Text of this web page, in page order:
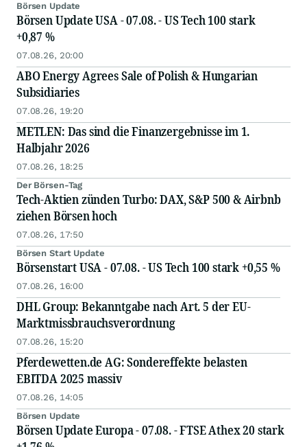
Börsen Update
Börsen Update USA - 07.08. - US Tech 100 stark
+0,87 %
07.08.26, 20:00
ABO Energy Agrees Sale of Polish & Hungarian
Subsidiaries
07.08.26, 19:20
METLEN: Das sind die Finanzergebnisse im 1.
Halbjahr 2026
07.08.26, 18:25
Der Börsen-Tag
Tech-Aktien zünden Turbo: DAX, S&P 500 & Airbnb
ziehen Börsen hoch
07.08.26, 17:50
Börsen Start Update
Börsenstart USA - 07.08. - US Tech 100 stark +0,55 %
07.08.26, 16:00
DHL Group: Bekanntgabe nach Art. 5 der EU-
Marktmissbrauchsverordnung
07.08.26, 15:20
Pferdewetten.de AG: Sondereffekte belasten
EBITDA 2025 massiv
07.08.26, 14:05
Börsen Update
Börsen Update Europa - 07.08. - FTSE Athex 20 stark